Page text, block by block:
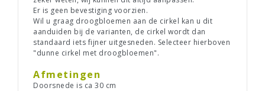
Er is geen bevestiging voorzien.
Wil u graag droogbloemen aan de cirkel kan u dit
aanduiden bij de varianten, de cirkel wordt dan
standaard iets fijner uitgesneden. Selecteer hierboven
"dunne cirkel met droogbloemen".
Afmetingen
Doorsnede is ca 30 cm